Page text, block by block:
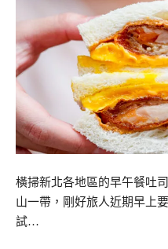
橫掃新北各地區的早午餐吐
山一帶，剛好旅人近期早上
試…